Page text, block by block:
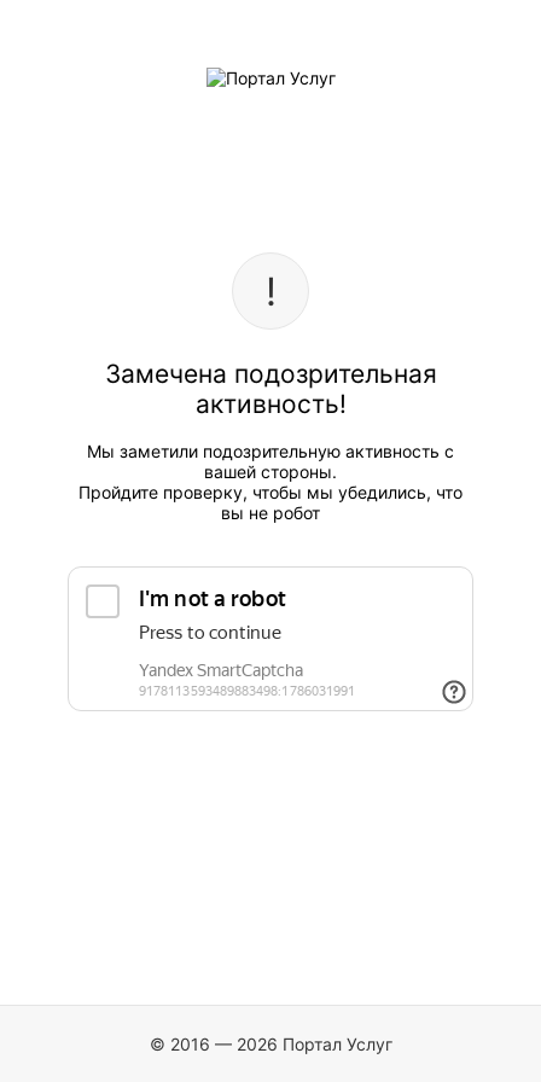
Замечена подозрительная
активность!
Мы заметили подозрительную активность с
вашей стороны.
Пройдите проверку, чтобы мы убедились, что
вы не робот
© 2016 — 2026 Портал Услуг